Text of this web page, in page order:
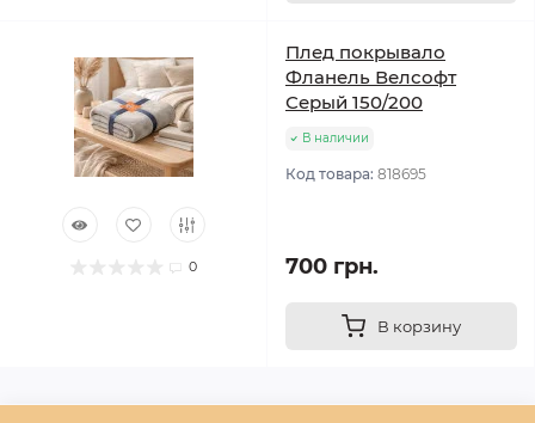
0
Плед покрывало
Фланель Велсофт
Серый 150/200
В наличии
Код товара: 818695
700 грн.
В корзину